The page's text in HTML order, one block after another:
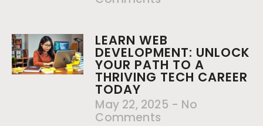
LEARN WEB
DEVELOPMENT: UNLOCK
YOUR PATH TO A
THRIVING TECH CAREER
TODAY
May 22, 2025
No
Comments